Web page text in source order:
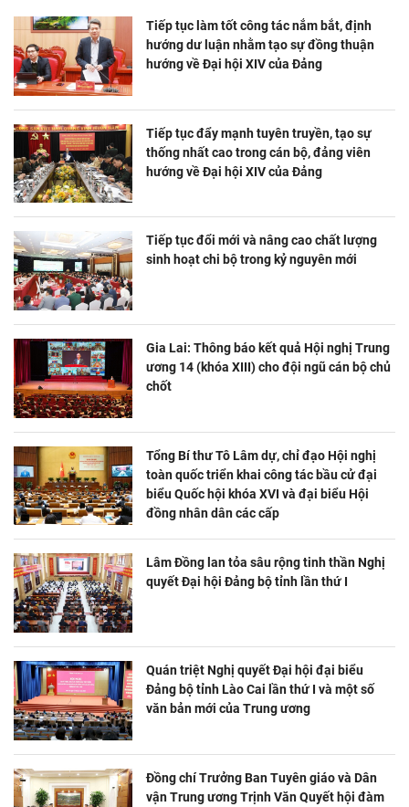
Tiếp tục làm tốt công tác nắm bắt, định
hướng dư luận nhằm tạo sự đồng thuận
hướng về Đại hội XIV của Đảng
Tiếp tục đẩy mạnh tuyên truyền, tạo sự
thống nhất cao trong cán bộ, đảng viên
hướng về Đại hội XIV của Đảng
Tiếp tục đổi mới và nâng cao chất lượng
sinh hoạt chi bộ trong kỷ nguyên mới
Gia Lai: Thông báo kết quả Hội nghị Trung
ương 14 (khóa XIII) cho đội ngũ cán bộ chủ
chốt
Tổng Bí thư Tô Lâm dự, chỉ đạo Hội nghị
toàn quốc triển khai công tác bầu cử đại
biểu Quốc hội khóa XVI và đại biểu Hội
đồng nhân dân các cấp
Lâm Đồng lan tỏa sâu rộng tinh thần Nghị
quyết Đại hội Đảng bộ tỉnh lần thứ I
Quán triệt Nghị quyết Đại hội đại biểu
Đảng bộ tỉnh Lào Cai lần thứ I và một số
văn bản mới của Trung ương
Đồng chí Trưởng Ban Tuyên giáo và Dân
vận Trung ương Trịnh Văn Quyết hội đàm